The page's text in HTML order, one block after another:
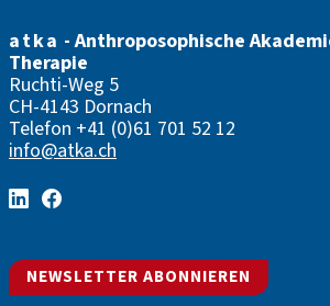
atka - Anthroposophische
Therapie
Ruchti-Weg 5
CH-4143 Dornach
Telefon +41 (0)61 701 52 12
info@atka.ch
NEWSLETTER ABONNIEREN